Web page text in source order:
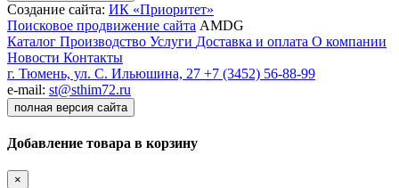
Создание сайта: ИК «Приоритет»
Поисковое продвижение сайта AMDG
Каталог Производство Услуги Доставка и оплата О компании
Новости Контакты
г. Тюмень, ул. С. Ильюшина, 27 +7 (3452) 56-88-99
e-mail: st@sthim72.ru
полная версия сайта
Добавление товара в корзину
×